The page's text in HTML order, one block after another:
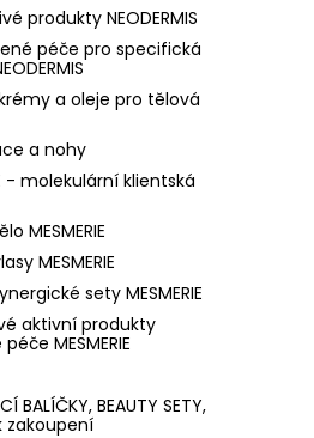
produkty NEODERMIS
péče pro specifická
a oleje pro tělová
a nohy
- molekulární klientská
MESMERIE
MESMERIE
sety MESMERIE
aktivní produkty
MESMERIE
BALÍČKY, BEAUTY SETY,
zakoupení